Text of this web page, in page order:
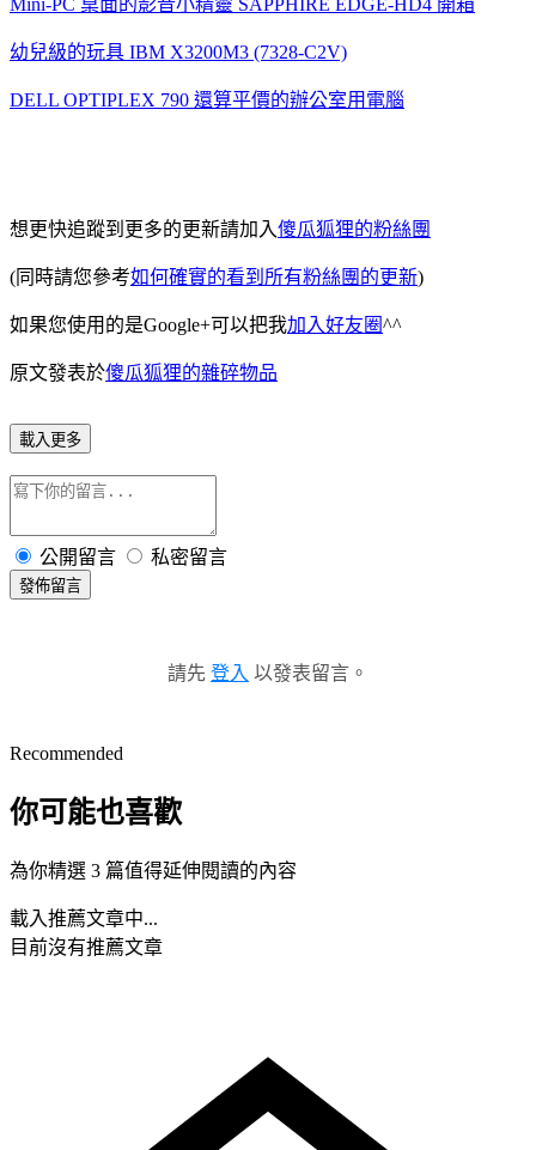
幼兒級的玩具 IBM X3200M3 (7328-C2V)
DELL OPTIPLEX 790 還算平價的辦公室用電腦
想更快追蹤到更多的更新請加入傻瓜狐狸的粉絲團
(同時請您參考如何確實的看到所有粉絲團的更新)
如果您使用的是Google+可以把我加入好友圈^^
原文發表於傻瓜狐狸的雜碎物品
載入更多
公開留言 私密留言
發佈留言
請先 登入 以發表留言。
Recommended
你可能也喜歡
為你精選 3 篇值得延伸閱讀的內容
載入推薦文章中...
目前沒有推薦文章